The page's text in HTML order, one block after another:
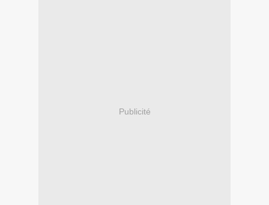
Publicité